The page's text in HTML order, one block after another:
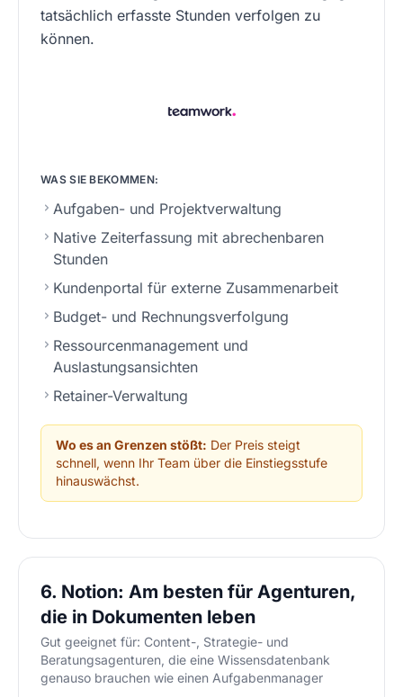
tatsächlich erfasste Stunden verfolgen zu
können.
WAS SIE BEKOMMEN:
Aufgaben- und Projektverwaltung
Native Zeiterfassung mit abrechenbaren
Stunden
Kundenportal für externe Zusammenarbeit
Budget- und Rechnungsverfolgung
Ressourcenmanagement und
Auslastungsansichten
Retainer-Verwaltung
Wo es an Grenzen stößt: Der Preis steigt
schnell, wenn Ihr Team über die Einstiegsstufe
hinauswächst.
6. Notion: Am besten für Agenturen,
die in Dokumenten leben
Gut geeignet für: Content-, Strategie- und
Beratungsagenturen, die eine Wissensdatenbank
genauso brauchen wie einen Aufgabenmanager